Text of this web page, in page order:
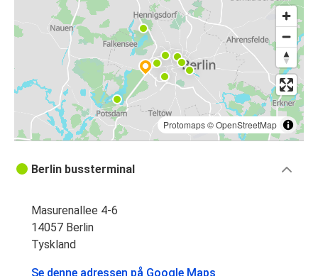
Protomaps©OpenStreetMap
Berlin bussterminal
Masurenallee 4-6
14057 Berlin
Tyskland
Se denne adressen på Google Maps